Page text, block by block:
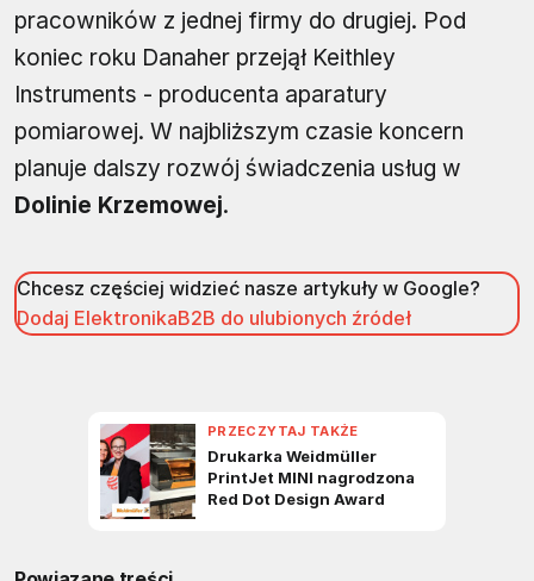
pracowników z jednej firmy do drugiej. Pod
koniec roku Danaher przejął Keithley
Instruments - producenta aparatury
pomiarowej. W najbliższym czasie koncern
planuje dalszy rozwój świadczenia usług w
Dolinie Krzemowej.
Chcesz częściej widzieć nasze artykuły w Google?
Dodaj ElektronikaB2B do ulubionych źródeł